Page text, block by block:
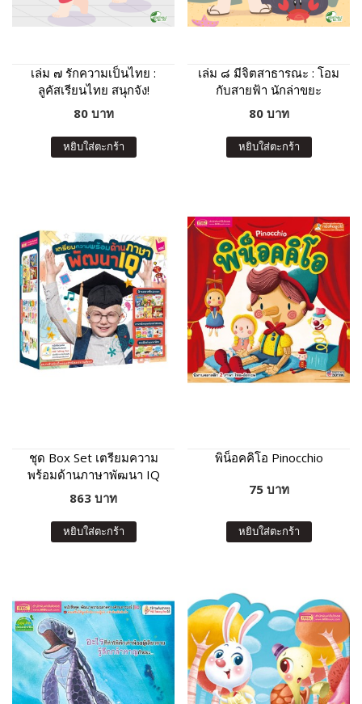
เล่ม ๗ รักความเป็นไทย :
ลูคัสเรียนไทย สนุกจัง!
80 บาท
หยิบใส่ตะกร้า
เล่ม ๘ มีจิตสาธารณะ : โอม
กับสายฟ้า นักล่าขยะ
80 บาท
หยิบใส่ตะกร้า
ชุด Box Set เตรียมความ
พร้อมด้านภาษาพัฒนา IQ
13 เล่ม
863 บาท
หยิบใส่ตะกร้า
พิน็อคคิโอ Pinocchio
75 บาท
หยิบใส่ตะกร้า